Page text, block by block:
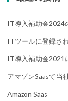
IT導入補助金2024
ITツールに登録さ
IT導入補助金2021
アマゾンsaasで当
Amazon Saas